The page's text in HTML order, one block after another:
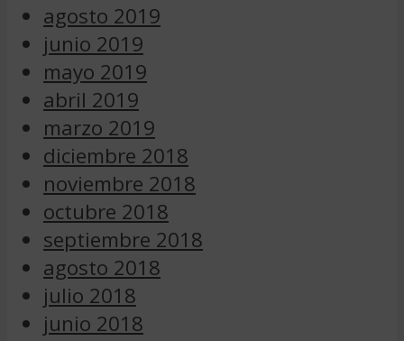
agosto 2019
junio 2019
mayo 2019
abril 2019
marzo 2019
diciembre 2018
noviembre 2018
octubre 2018
septiembre 2018
agosto 2018
julio 2018
junio 2018